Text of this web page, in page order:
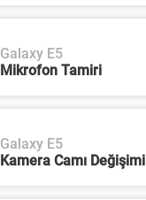
Galaxy E5
Mikrofon Tamiri
Galaxy E5
Kamera Camı Değişimi